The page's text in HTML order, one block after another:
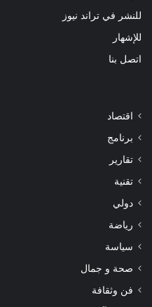
للنشر في تراند نيوز
للإشهار
اتصل بنا
اقتصاد
برنامج
تقارير
تقنية
دولي
رياضة
سياسة
صحة و جمال
فن وثقافة